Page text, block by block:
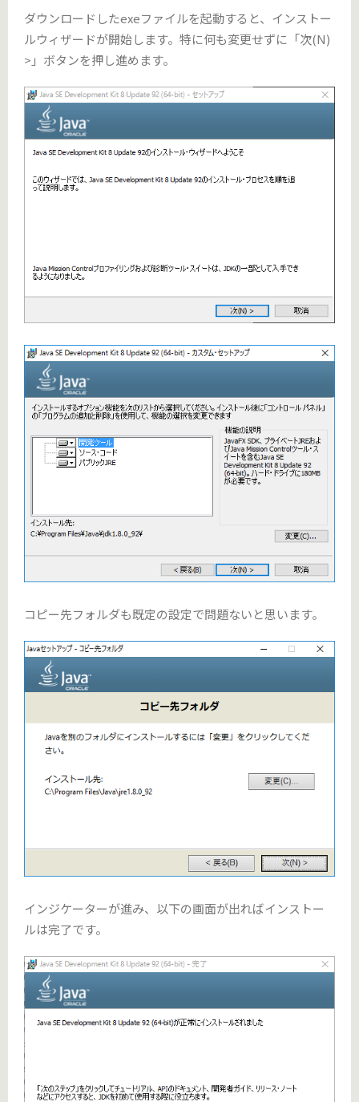
ダウンロードしたexeファイルを起動すると、インストー
ルウィザードが開始します。特に何も変更せずに「次(N)
>」ボタンを押し進めます。
コピー先フォルダも既定の設定で問題ないと思います。
インジケーターが進み、以下の画面が出ればインストー
ルは完了です。